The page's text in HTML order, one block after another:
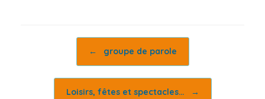
Post navigation
← groupe de parole
Loisirs, fêtes et spectacles… →